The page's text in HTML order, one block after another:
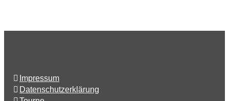
Impressum
Datenschutzerklärung